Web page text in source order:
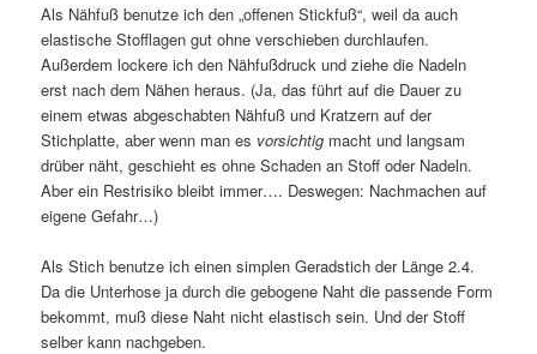
Als Nähfuß benutze ich den „offenen Stickfuß“, weil da auch
elastische Stofflagen gut ohne verschieben durchlaufen.
Außerdem lockere ich den Nähfußdruck und ziehe die Nadeln
erst nach dem Nähen heraus. (Ja, das führt auf die Dauer zu
einem etwas abgeschabten Nähfuß und Kratzern auf der
Stichplatte, aber wenn man es vorsichtig macht und langsam
drüber näht, geschieht es ohne Schaden an Stoff oder Nadeln.
Aber ein Restrisiko bleibt immer…. Deswegen: Nachmachen auf
eigene Gefahr…)
Als Stich benutze ich einen simplen Geradstich der Länge 2.4.
Da die Unterhose ja durch die gebogene Naht die passende Form
bekommt, muß diese Naht nicht elastisch sein. Und der Stoff
selber kann nachgeben.